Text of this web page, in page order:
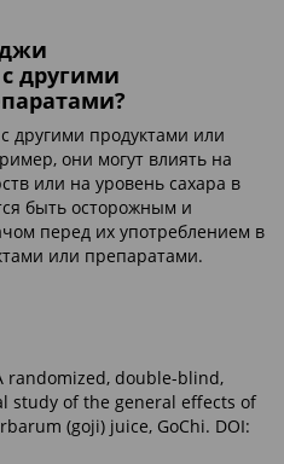
другими
другими продуктами или
они могут влиять на
или на уровень сахара в
быть осторожным и
перед их употреблением в
или препаратами.
randomized, double-blind,
study of the general effects of
(goji) juice, GoChi. DOI: